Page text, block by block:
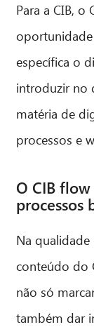
Para a CIB,
específica o
introduzir no
matéria de
processos e
O CIB
processos
Na
conteúdo do
não só
também dar